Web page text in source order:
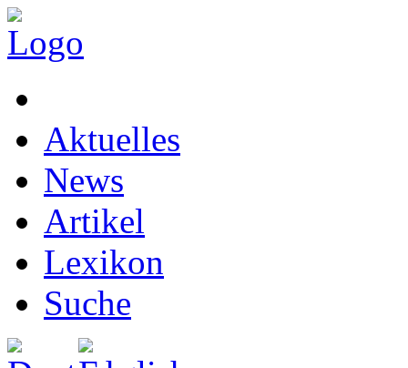
Aktuelles
News
Artikel
Lexikon
Suche